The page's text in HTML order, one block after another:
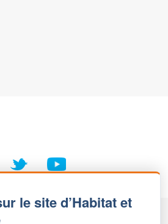
le site d’Habitat et